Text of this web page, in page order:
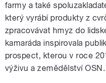
farmy a také
který vyrábí produkty z
zpracovávat hmyz do
kamaráda inspirovala
prospect, kterou v roce
výživu a zemědělství OSN.